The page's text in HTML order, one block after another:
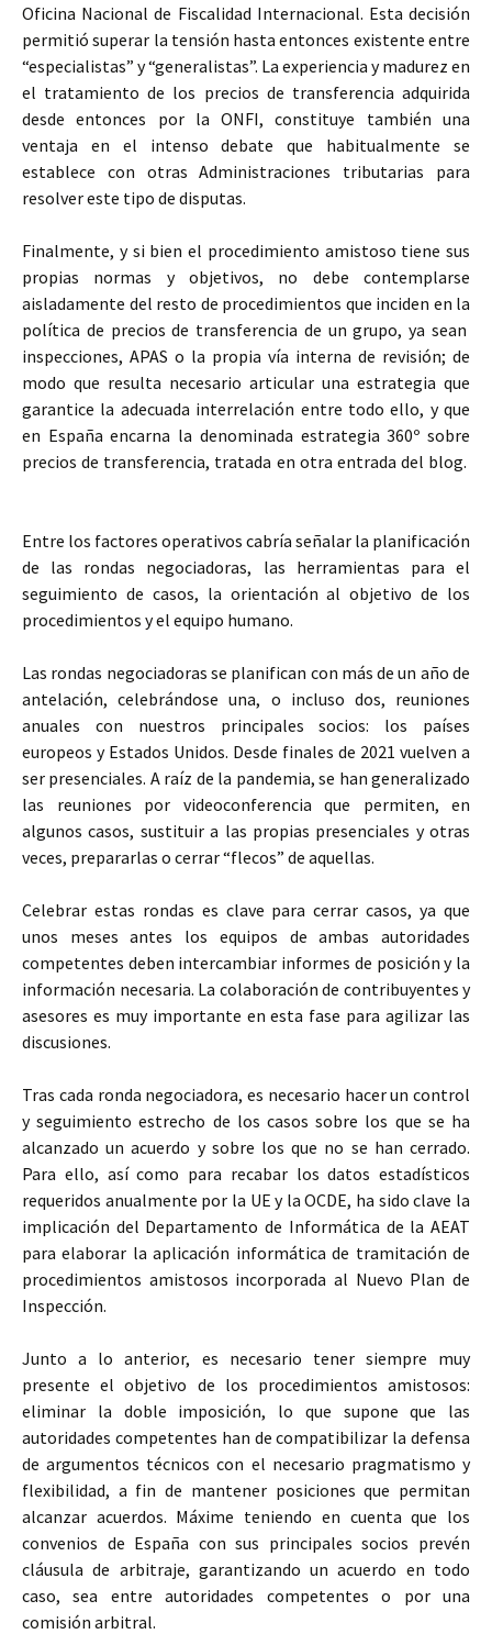
Oficina Nacional de Fiscalidad Internacional. Esta decisión
permitió superar la tensión hasta entonces existente entre
“especialistas” y “generalistas”. La experiencia y madurez en
el tratamiento de los precios de transferencia adquirida
desde entonces por la ONFI, constituye también una
ventaja en el intenso debate que habitualmente se
establece con otras Administraciones tributarias para
resolver este tipo de disputas.
Finalmente, y si bien el procedimiento amistoso tiene sus
propias normas y objetivos, no debe contemplarse
aisladamente del resto de procedimientos que inciden en la
política de precios de transferencia de un grupo, ya sean
inspecciones, APAS o la propia vía interna de revisión; de
modo que resulta necesario articular una estrategia que
garantice la adecuada interrelación entre todo ello, y que
en España encarna la denominada estrategia 360º sobre
precios de transferencia, tratada en otra entrada del blog.
Entre los factores operativos cabría señalar la planificación
de las rondas negociadoras, las herramientas para el
seguimiento de casos, la orientación al objetivo de los
procedimientos y el equipo humano.
Las rondas negociadoras se planifican con más de un año de
antelación, celebrándose una, o incluso dos, reuniones
anuales con nuestros principales socios: los países
europeos y Estados Unidos. Desde finales de 2021 vuelven a
ser presenciales. A raíz de la pandemia, se han generalizado
las reuniones por videoconferencia que permiten, en
algunos casos, sustituir a las propias presenciales y otras
veces, prepararlas o cerrar “flecos” de aquellas.
Celebrar estas rondas es clave para cerrar casos, ya que
unos meses antes los equipos de ambas autoridades
competentes deben intercambiar informes de posición y la
información necesaria. La colaboración de contribuyentes y
asesores es muy importante en esta fase para agilizar las
discusiones.
Tras cada ronda negociadora, es necesario hacer un control
y seguimiento estrecho de los casos sobre los que se ha
alcanzado un acuerdo y sobre los que no se han cerrado.
Para ello, así como para recabar los datos estadísticos
requeridos anualmente por la UE y la OCDE, ha sido clave la
implicación del Departamento de Informática de la AEAT
para elaborar la aplicación informática de tramitación de
procedimientos amistosos incorporada al Nuevo Plan de
Inspección.
Junto a lo anterior, es necesario tener siempre muy
presente el objetivo de los procedimientos amistosos:
eliminar la doble imposición, lo que supone que las
autoridades competentes han de compatibilizar la defensa
de argumentos técnicos con el necesario pragmatismo y
flexibilidad, a fin de mantener posiciones que permitan
alcanzar acuerdos. Máxime teniendo en cuenta que los
convenios de España con sus principales socios prevén
cláusula de arbitraje, garantizando un acuerdo en todo
caso, sea entre autoridades competentes o por una
comisión arbitral.